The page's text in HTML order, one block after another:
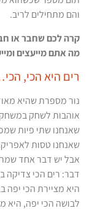
והם מתחילים לריב.
קרה לכם שחבר או
מה אתם מייעצים
רים היא הכי,
נור מספרת שהיא
אוהבות לשחק
שאנחנו שתי פיות
שאנחנו טסות
אבל יש דבר אחד
דבר: רים הכי צדיקה
היא מציירת הכי יפה
לבושה הכי יפה, היא